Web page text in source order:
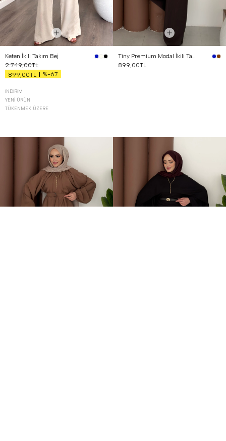
Keten İkili Takım Bej
2.749,00TL
899,00TL
%-67
İNDIRIM
YENI ÜRÜN
TÜKENMEK ÜZERE
Tiny Premium Modal İkili Takım Kahverengi
899,00TL